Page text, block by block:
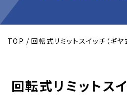
TOP 回転式リミットスイッチ（ギヤ
回転式リミットスイ